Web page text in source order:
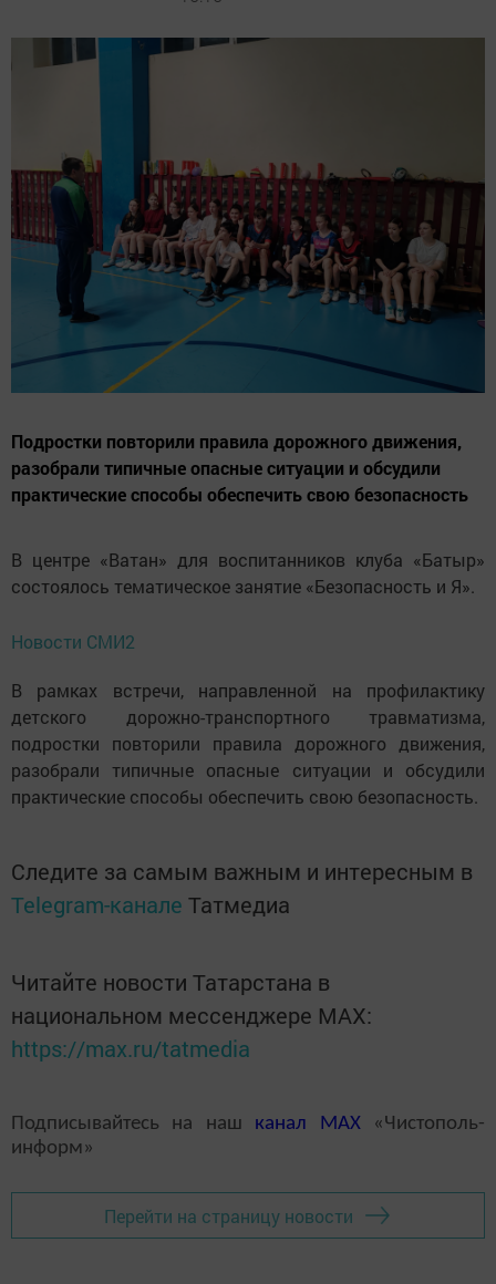
Подростки повторили правила дорожного движения,
разобрали типичные опасные ситуации и обсудили
практические способы обеспечить свою безопасность
В центре «Ватан» для воспитанников клуба «Батыр»
состоялось тематическое занятие «Безопасность и Я».
Новости СМИ2
В рамках встречи, направленной на профилактику
детского дорожно-транспортного травматизма,
подростки повторили правила дорожного движения,
разобрали типичные опасные ситуации и обсудили
практические способы обеспечить свою безопасность.
Следите за самым важным и интересным в
Telegram-канале Татмедиа
Читайте новости Татарстана в
национальном мессенджере MАХ:
https://max.ru/tatmedia
Подписывайтесь на наш канал MAX«Чистополь-
информ»
Перейти на страницу новости